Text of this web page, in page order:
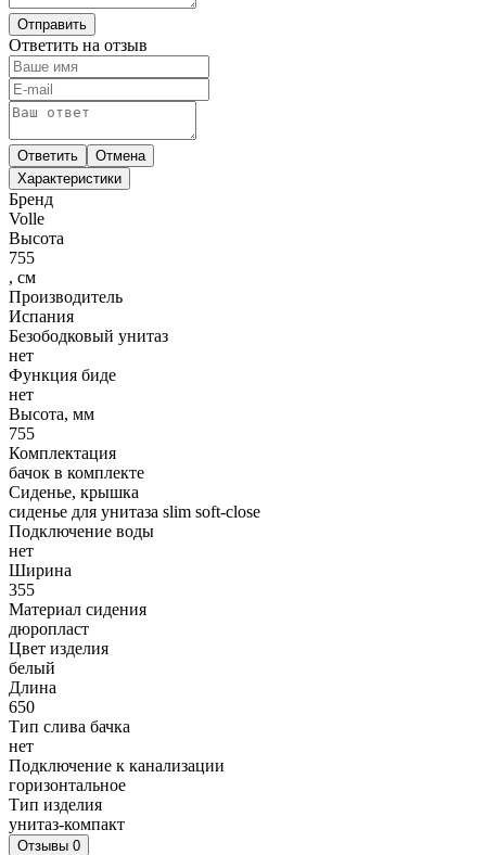
Отправить
Ответить на отзыв
Ответить
Отмена
Характеристики
Бренд
Volle
Высота
755
, см
Производитель
Испания
Безободковый унитаз
нет
Функция биде
нет
Высота, мм
755
Комплектация
бачок в комплекте
Сиденье, крышка
сиденье для унитаза slim soft-close
Подключение воды
нет
Ширина
355
Материал сидения
дюропласт
Цвет изделия
белый
Длина
650
Тип слива бачка
нет
Подключение к канализации
горизонтальное
Тип изделия
унитаз-компакт
Отзывы 0